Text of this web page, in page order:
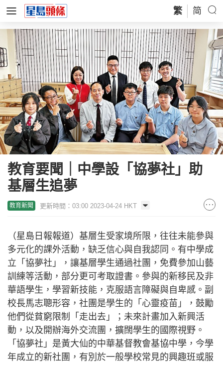
繁 简
教育要聞｜中學設「協夢社」助
基層生追夢
教育新聞 更新時間：03:00 2023-04-24 HKT
（星島日報報道）基層生受家境所限，往往未能參與
多元化的課外活動，缺乏信心與自我認同。有中學成
立「協夢社」，讓基層學生通過社團，免費參加山藝
訓練等活動，部分更可考取證書。參與的新移民及非
華語學生，學習新技能，克服語言障礙與自卑感。副
校長馬志聰形容，社團是學生的「心靈疫苗」，鼓勵
他們從貧窮限制「走出去」；未來計畫加入新興活
動，以及開辦海外交流團，擴闊學生的國際視野。
「協夢社」是黃大仙的中華基督教會基協中學，今學
年成立的新社團，有別於一般學校常見的興趣班或服